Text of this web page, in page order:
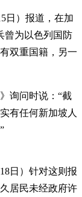
日）报道，在加
曾为以色列国防
双重国籍，另一
询问时说：“截
有任何新加坡人
日）针对这则报
居民未经政府许